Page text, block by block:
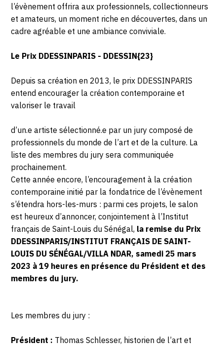
l’évènement offrira aux professionnels, collectionneurs
et amateurs, un moment riche en découvertes, dans un
cadre agréable et une ambiance conviviale.
Le Prix DDESSINPARIS - DDESSIN{23}
Depuis sa création en 2013, le prix DDESSINPARIS
entend encourager la création contemporaine et
valoriser le travail
d’un.e artiste sélectionné.e par un jury composé de
professionnels du monde de l’art et de la culture. La
liste des membres du jury sera communiquée
prochainement.
Cette année encore, l’encouragement à la création
contemporaine initié par la fondatrice de l’évènement
s’étendra hors-les-murs : parmi ces projets, le salon
est heureux d’annoncer, conjointement à l’Institut
français de Saint-Louis du Sénégal, la remise du Prix
DDESSINPARIS/INSTITUT FRANÇAIS DE SAINT-
LOUIS DU SÉNÉGAL/VILLA NDAR, samedi 25 mars
2023 à 19 heures en présence du Président et des
membres du jury.
Les membres du jury :
Président : Thomas Schlesser, historien de l’art et